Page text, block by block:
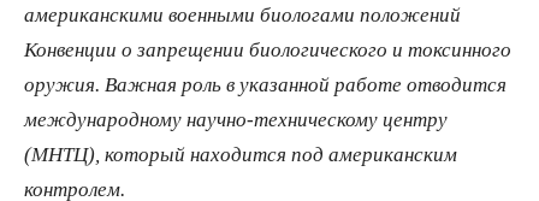
американскими военными биологами положений
Конвенции о запрещении биологического и токсинного
оружия. Важная роль в указанной работе отводится
международному научно-техническому центру
(МНТЦ), который находится под американским
контролем.